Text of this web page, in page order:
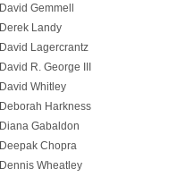
David Gemmell
Derek Landy
David Lagercrantz
David R. George III
David Whitley
Deborah Harkness
Diana Gabaldon
Deepak Chopra
Dennis Wheatley